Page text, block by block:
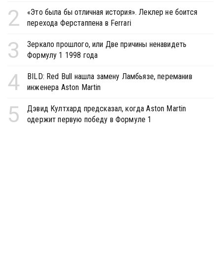
2
«Это была бы отличная история». Леклер не боится
перехода Ферстаппена в Ferrari
3
Зеркало прошлого, или Две причины ненавидеть
Формулу 1 1998 года
4
BILD: Red Bull нашла замену Ламбьязе, переманив
инженера Aston Martin
5
Дэвид Култхард предсказал, когда Aston Martin
одержит первую победу в Формуле 1